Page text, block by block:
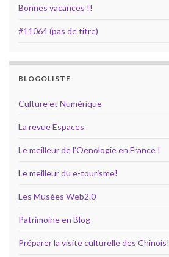
Bonnes vacances !!
#11064 (pas de titre)
BLOGOLISTE
Culture et Numérique
La revue Espaces
Le meilleur de l'Oenologie en France !
Le meilleur du e-tourisme!
Les Musées Web2.0
Patrimoine en Blog
Préparer la visite culturelle des Chinois!